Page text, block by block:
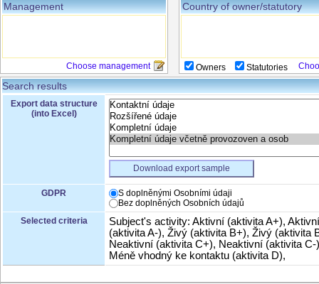
Management
Choose management
Country of owner/statutory
Owners Statutories
Search results
Export data structure
(into Excel)
Download export sample
GDPR
S doplněnými Osobními údaji
Bez doplněných Osobních údajů
Selected criteria
Subject's activity: Aktivní (aktivita A+), Aktivní
(aktivita A-), Živý (aktivita B+), Živý (aktivita
Neaktivní (aktivita C+), Neaktivní (aktivita C-
Méně vhodný ke kontaktu (aktivita D),